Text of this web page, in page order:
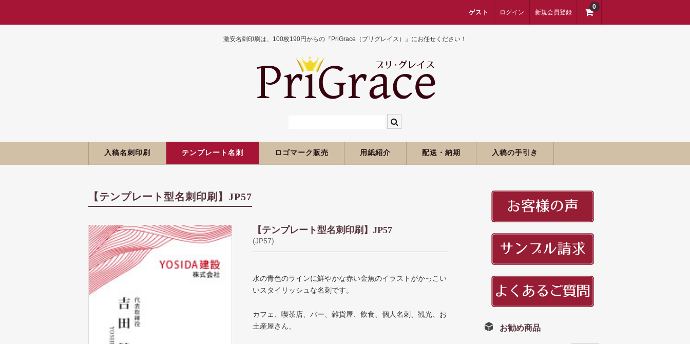
激安名刺印刷は、100枚190円からの『PriGrace（プリグレイス）』にお任せください！
ゲスト ログイン 新規会員登録
0
入稿名刺印刷 テンプレート名刺 ロゴマーク販売 用紙紹介 配送・納期 入稿の手引き
【テンプレート型名刺印刷】JP57
【テンプレート型名刺印刷】JP57
(JP57)
水の青色のラインに鮮やかな赤い金魚のイラストがかっこい
いスタイリッシュな名刺です。
カフェ、喫茶店、バー、雑貨屋、飲食、個人名刺、観光、お
土産屋さん、
お勧め商品